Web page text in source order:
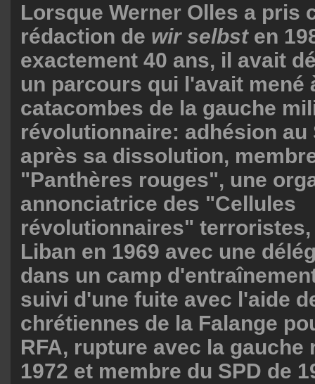
Lorsque Werner Olles a pris
rédaction de wir selbsten
exactement 40 ans, il avait
un parcours qui l'avait mené
catacombes de la gauche
révolutionnaire: adhésion au
après sa dissolution,
"Panthères rouges", une
annonciatrice des "Cellules
révolutionnaires" terroristes,
Liban en 1969 avec une
dans un camp
suivi d'une fuite avec l'aide
chrétiennes de la Falange
RFA, rupture avec la gauche
1972 et membre du SPD de